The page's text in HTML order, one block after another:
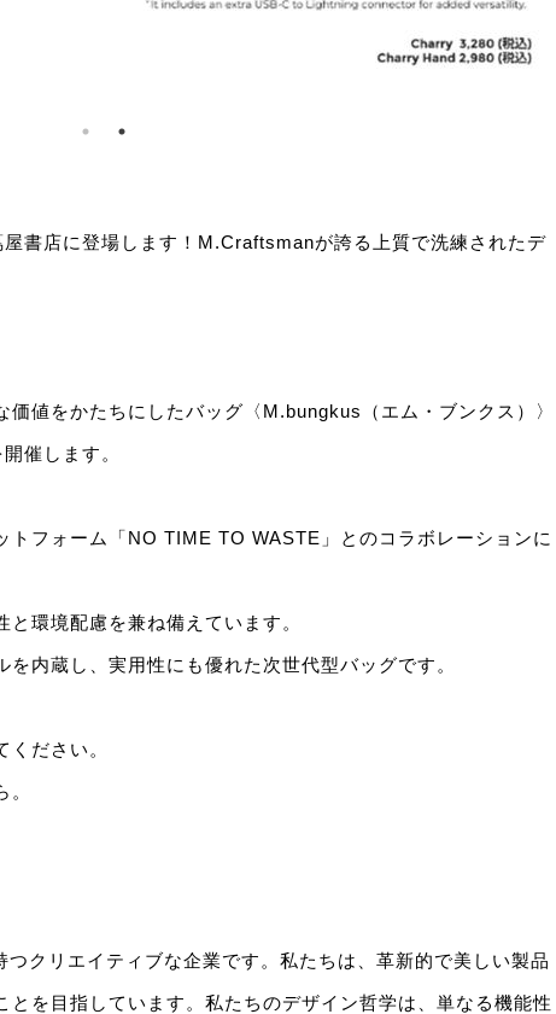
書店に登場します！M.Craftsmanが誇る上質で洗練されたデ
値をかたちにしたバッグ〈M.bungkus（エム・ブンクス）〉
催します。
トフォーム「NO TIME TO WASTE」とのコラボレーションに
環境配慮を兼ね備えています。
内蔵し、実用性にも優れた次世代型バッグです。
ださい。
クリエイティブな企業です。私たちは、革新的で美しい製品
とを目指しています。私たちのデザイン哲学は、単なる機能性